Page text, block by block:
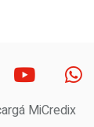
MiCredix